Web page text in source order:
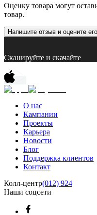
Оценку товара могут
товар.
Напишите отзыв и оцените его.
Сканируйте и скачайте
О нас
Кампании
Проекты
Карьера
Новости
Блог
Поддержка клиентов
Контакт
Колл-центр(012) 924
Наши соцсети